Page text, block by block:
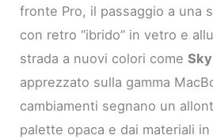
fronte Pro, il passaggio a una
con retro “ibrido” in vetro e
strada a nuovi colori come
apprezzato sulla gamma
cambiamenti segnano un
palette opaca e dai materiali